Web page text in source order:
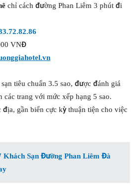
chỉ cách đường Phan Liêm 3 phút đi
VNĐ
tiêu chuẩn 3.5 sao, được đánh giá
các trang với mức xếp hạng 5 sao.
gần biển cực kỳ thuận tiện cho việc
Khách Sạn Đường Phan Liêm Đà